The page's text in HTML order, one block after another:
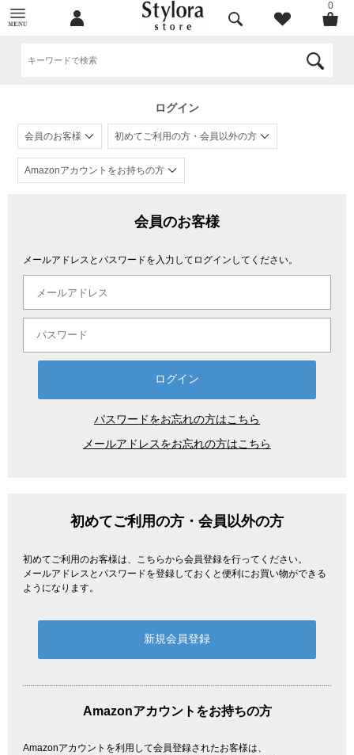
0
ログイン
会員のお客様 初めてご利用の方・会員以外の方
Amazonアカウントをお持ちの方
会員のお客様
メールアドレスとパスワードを入力してログインしてください。
パスワードをお忘れの方はこちら
メールアドレスをお忘れの方はこちら
初めてご利用の方・会員以外の方
初めてご利用のお客様は、こちらから会員登録を行ってください。
メールアドレスとパスワードを登録しておくと便利にお買い物ができる
ようになります。
Amazonアカウントをお持ちの方
Amazonアカウントを利用して会員登録されたお客様は、